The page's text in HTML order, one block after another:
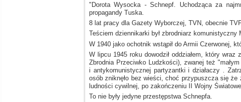
"Dorota Wysocka - Schnepf. Uchodząca za
propagandy Tuska.
8 lat pracy dla Gazety Wyborczej, TVN, obecnie
Teściem dziennikarki był zbrodniarz komunistyczny
W 1940 jako ochotnik wstąpił do Armii Czerwonej,
W lipcu1945 roku dowodził oddziałem, który wraz
Zbrodnia Przeciwko Ludzkości), zwanej też
i antykomunistycznej partyzantkii działaczy .
osób zniknęło bez wieści, choć przypuszcza się że
ludności cywilnej, po zakończeniu II Wojny
To nie były jedyne przestępstwa Schnepfa.